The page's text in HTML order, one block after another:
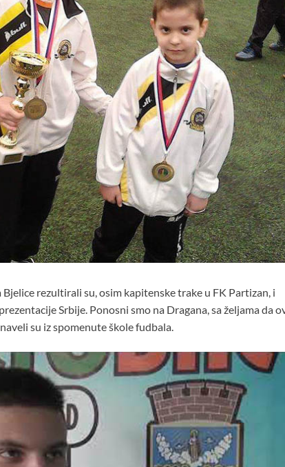
rezultirali su, osim kapitenske trake u FK Partizan, i
Srbije. Ponosni smo na Dragana, sa željama da
su iz spomenute škole fudbala.